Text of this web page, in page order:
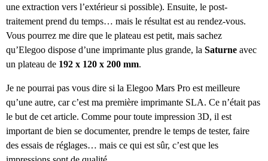
une extraction vers l’extérieur si possible). Ensuite, le post-
traitement prend du temps… mais le résultat est au rendez-vous.
Vous pourrez me dire que le plateau est petit, mais sachez
qu’Elegoo dispose d’une imprimante plus grande, la Saturne avec
un plateau de 192 x 120 x 200 mm.
Je ne pourrai pas vous dire si la Elegoo Mars Pro est meilleure
qu’une autre, car c’est ma première imprimante SLA. Ce n’était pas
le but de cet article. Comme pour toute impression 3D, il est
important de bien se documenter, prendre le temps de tester, faire
des essais de réglages… mais ce qui est sûr, c’est que les